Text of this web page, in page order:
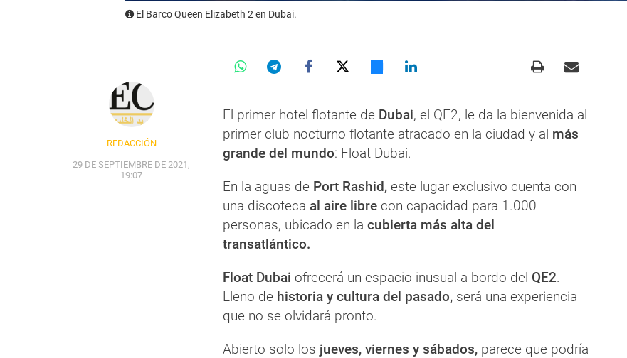
El Barco Queen Elizabeth 2 en Dubai.
REDACCIÓN
29 DE SEPTIEMBRE DE 2021,
19:07
El primer hotel flotante de Dubai, el QE2, le da la bienvenida al
primer club nocturno flotante atracado en la ciudad y al más
grande del mundo: Float Dubai.
En la aguas de Port Rashid, este lugar exclusivo cuenta con
una discoteca al aire libre con capacidad para 1.000
personas, ubicado en la cubierta más alta del
transatlántico.
Float Dubai ofrecerá un espacio inusual a bordo del QE2.
Lleno de historia y cultura del pasado, será una experiencia
que no se olvidará pronto.
Abierto solo los jueves, viernes y sábados, parece que podría